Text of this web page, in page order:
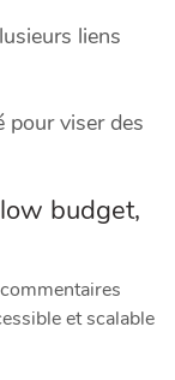
liens
pour viser des
budget,
et scalable